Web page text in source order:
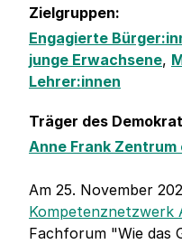
Zielgruppen:
Engagierte
junge Erwachsene,
Lehrer:innen
Träger des
Anne Frank Zentrum
Am 25. November
Kompetenznetzwerk
Fachforum "Wie das